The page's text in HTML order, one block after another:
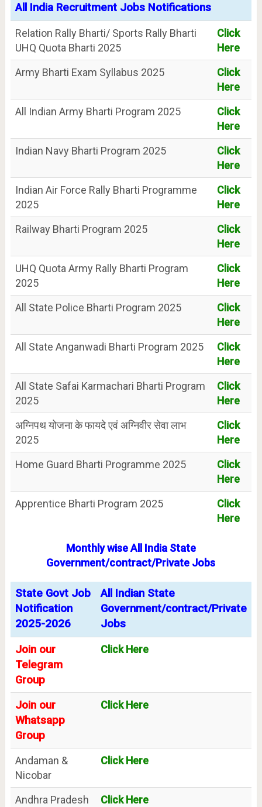
All India Recruitment Jobs Notifications
Relation Rally Bharti/ Sports Rally Bharti
UHQ Quota Bharti 2025
Click
Here
Army Bharti Exam Syllabus 2025
Click
Here
All Indian Army Bharti Program 2025
Click
Here
Indian Navy Bharti Program 2025
Click
Here
Indian Air Force Rally Bharti Programme
2025
Click
Here
Railway Bharti Program 2025
Click
Here
UHQ Quota Army Rally Bharti Program
2025
Click
Here
All State Police Bharti Program 2025
Click
Here
All State Anganwadi Bharti Program 2025
Click
Here
All State Safai Karmachari Bharti Program
2025
Click
Here
अग्निपथ योजना के फायदे एवं अग्निवीर सेवा लाभ
2025
Click
Here
Home Guard Bharti Programme 2025
Click
Here
Apprentice Bharti Program 2025
Click
Here
Monthly wise All India State
Government/contract/Private Jobs
State Govt Job
Notification
2025-2026
All Indian State
Government/contract/Private
Jobs
Join our
Telegram
Group
Click Here
Join our
Whatsapp
Group
Click Here
Andaman &
Nicobar
Click Here
Andhra Pradesh
Click Here